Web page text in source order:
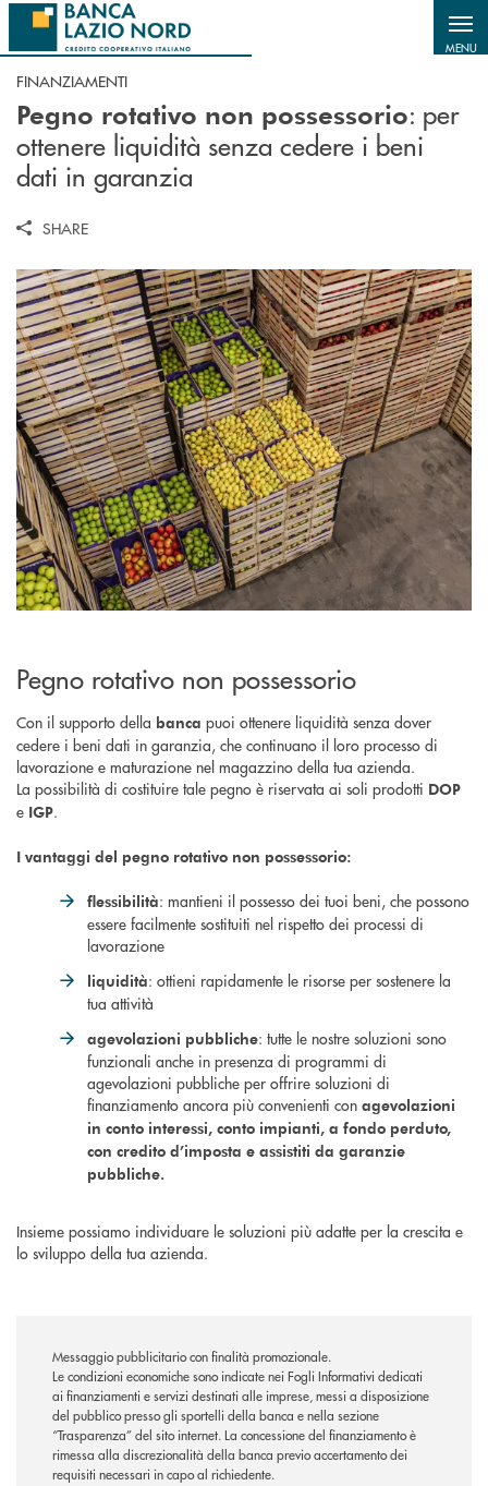
Salta al contenuto principale
MENU
FINANZIAMENTI
Pegno rotativo non possessorio: per
ottenere liquidità senza cedere i beni
dati in garanzia
SHARE
Pegno rotativo non possessorio
Con il supporto della banca puoi ottenere liquidità senza dover
cedere i beni dati in garanzia, che continuano il loro processo di
lavorazione e maturazione nel magazzino della tua azienda.
La possibilità di costituire tale pegno è riservata ai soli prodotti DOP
e IGP.
I vantaggi del pegno rotativo non possessorio:
flessibilità: mantieni il possesso dei tuoi beni, che possono
essere facilmente sostituiti nel rispetto dei processi di
lavorazione
liquidità: ottieni rapidamente le risorse per sostenere la
tua attività
agevolazioni pubbliche: tutte le nostre soluzioni sono
funzionali anche in presenza di programmi di
agevolazioni pubbliche per offrire soluzioni di
finanziamento ancora più convenienti con agevolazioni
in conto interessi, conto impianti, a fondo perduto,
con credito d’imposta e assistiti da garanzie
pubbliche.
Insieme possiamo individuare le soluzioni più adatte per la crescita e
lo sviluppo della tua azienda.
Messaggio pubblicitario con finalità promozionale.
Le condizioni economiche sono indicate nei Fogli Informativi dedicati
ai finanziamenti e servizi destinati alle imprese, messi a disposizione
del pubblico presso gli sportelli della banca e nella sezione
“Trasparenza” del sito internet. La concessione del finanziamento è
rimessa alla discrezionalità della banca previo accertamento dei
requisiti necessari in capo al richiedente.